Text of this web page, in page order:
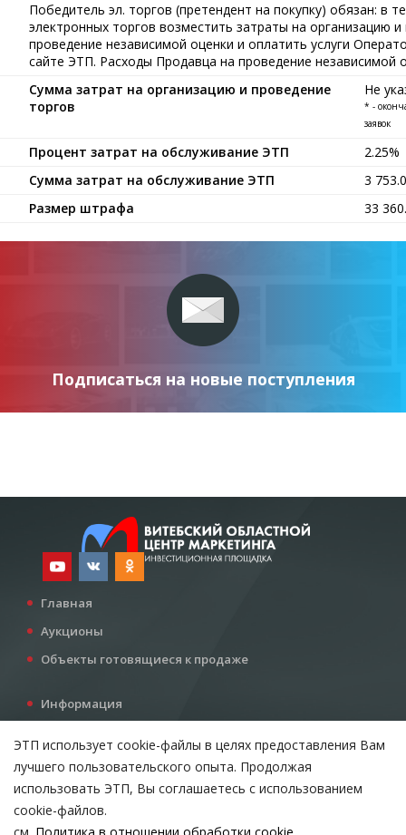
Победитель эл. торгов (претендент на покупку) обязан: в
электронных торгов возместить затраты на организацию
проведение независимой оценки и оплатить услуги
сайте ЭТП. Расходы Продавца на проведение независимой
Сумма затрат на организацию и проведение
торгов
Не
* -
заявок
Процент затрат на обслуживание ЭТП
2.25%
Сумма затрат на обслуживание ЭТП
3
Размер штрафа
33
Подписаться на новые поступления
Главная
Аукционы
Объекты готовящиеся к продаже
Информация
Все для инвестора
Контакты
ЭТП использует cookie-файлы в целях предоставления Вам
лучшего пользовательского опыта. Продолжая
использовать ЭТП, Вы соглашаетесь с использованием
cookie-файлов.